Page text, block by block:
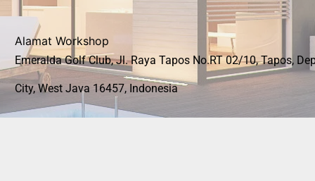
Alamat Workshop
Emeralda Golf Club, Jl. Raya Tapos No.RT 02/10, Tapos,
City, West Java 16457, Indonesia